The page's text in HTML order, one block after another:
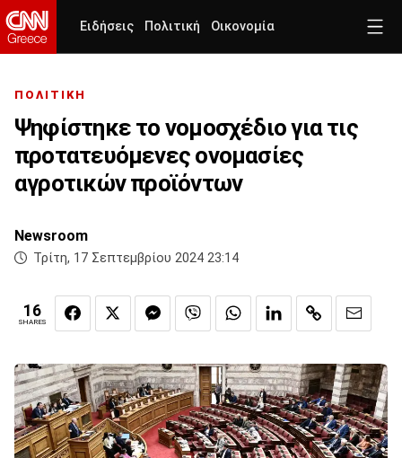
Ειδήσεις Πολιτική Οικονομία
ΠΟΛΙΤΙΚΗ
Ψηφίστηκε το νομοσχέδιο για τις
προτατευόμενες ονομασίες
αγροτικών προϊόντων
Newsroom
Τρίτη, 17 Σεπτεμβρίου 2024 23:14
16
SHARES